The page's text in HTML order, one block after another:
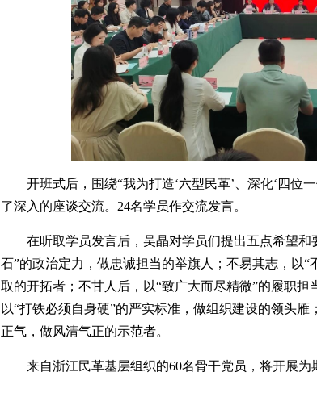
开班式后，围绕“我为打造‘六型民革’、深化‘四位
了深入的座谈交流。24名学员作交流发言。
在听取学员发言后，吴晶对学员们提出五点希望
石”的政治定力，做忠诚担当的举旗人；不易其志，以
取的开拓者；不甘人后，以“致广大而尽精微”的履职担
以“打铁必须自身硬”的严实标准，做组织建设的领头
正气，做风清气正的示范者。
来自浙江民革基层组织的60名骨干党员，将开展为